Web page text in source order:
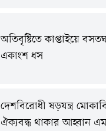
অতিবৃষ্টিতে কাপ্তাইয়ে
একাংশ ধস
দেশবিরোধী ষড়যন্ত্র
ঐক্যবদ্ধ থাকার আহ্বান